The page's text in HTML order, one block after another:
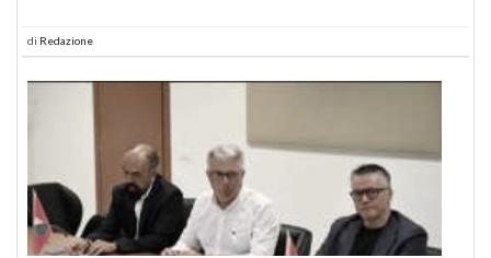
di Redazione